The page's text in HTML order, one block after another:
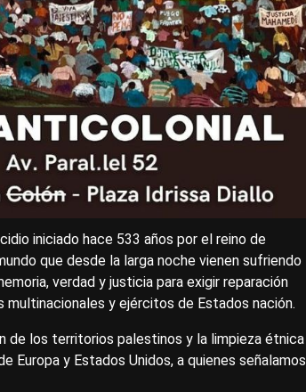
iniciado hace 533 años por el reino de
que desde la larga noche vienen sufriendo
verdad y justicia para exigir reparación
y ejércitos de Estados nación.
de los territorios palestinos y la limpieza étnica
Europa y Estados Unidos, a quienes señalamos